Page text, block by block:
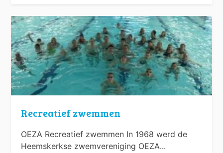
Recreatief zwemmen
OEZA Recreatief zwemmen In 1968 werd de
Heemskerkse zwemvereniging OEZA...